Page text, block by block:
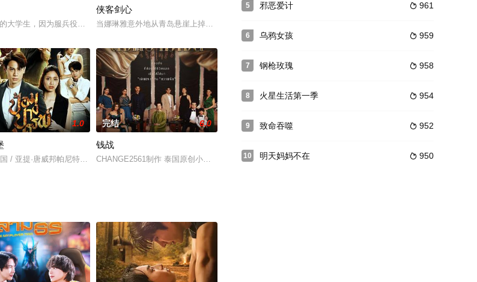
·泰兰，接手了著名的第三任妻子图巴·特佩利奥卢的离婚案，也被称为年度案件。面对
当天才新人女警遇上深沉资深神探，理念碰撞火花不断，扑朔迷离的案情困局待破……
大学生，因为服兵役的要求。而被发配到了甲虫村。这时，他们的程序刚刚要获得融资。关键时刻，他们需要离开甲虫村。可是村里的
侠客剑心
当娜琳雅意外地从青岛悬崖上掉下来时，她的人生到达了一个转折点。在崖底，她遇到了一个奇怪的家伙。
的飞行员的生活时，三个女人的生活发生了翻天覆地的变化。
Nam这样的婚礼策划师可能已经办了百场婚礼。但是多年没有伴侣，爱情就枯萎了。当你
1.0
/ 亚提·唐威邦帕尼特,查琳彭·妮恩查伦,帕妮查达·姗苏万,塔克斐·莱卡威吉,雅妮莎·蒂拉彤,茜琳·可吉安,帕辛·利昂武,素科尔·萨斯喀彻温
完结 6.0
钱战
CHANGE2561制作 泰国原创小说改编
5  961
邪恶爱计
6  959
乌鸦女孩
7  958
钢枪玫瑰
8  954
火星生活第一季
9  952
致命吞噬
10  950
明天妈妈不在